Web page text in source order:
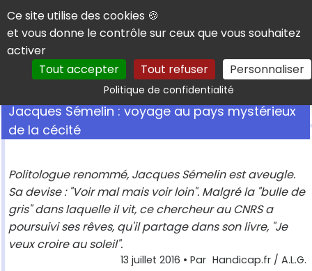
Panneau de gestion des cookies
Ce site utilise des cookies 🍪
et vous donne le contrôle sur ceux que vous souhaitez
activer
Tout accepter
Tout refuser Personnaliser
Politique de confidentialitéRechercher
Jacques Sémelin : voyage au pays mystérieux
de la cécité
Politologue renommé, Jacques Sémelin est aveugle.
Sa devise : "Voir mal mais voir loin". Malgré la "bulle de
gris" dans laquelle il vit, ce chercheur au CNRS a
poursuivi ses rêves, qu'il partage dans son livre, "Je
veux croire au soleil".
13 juillet 2016 • Par Handicap.fr / A.L.G.